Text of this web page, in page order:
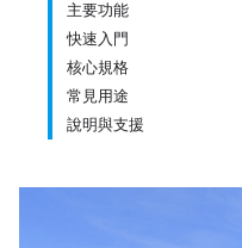
主要功能
快速入門
核心規格
常見用途
說明與支援